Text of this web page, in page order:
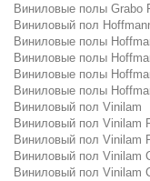
Виниловые полы Grabo
Виниловый пол
Виниловые полы
Виниловые полы
Виниловые полы
Виниловые полы
Виниловый пол Vinilam
Виниловый пол Vinilam
Виниловый пол Vinilam
Виниловый пол Vinilam
Виниловый пол Vinilam